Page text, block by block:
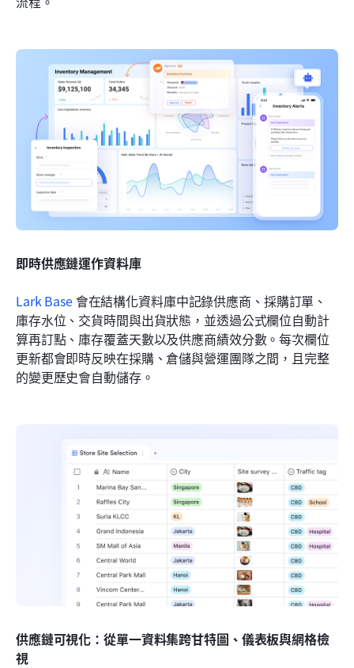
即時供應鏈運作資料庫
Lark Base 會在結構化資料庫中記錄供應商、採購訂單、
庫存水位、交貨時間與出貨狀態，並透過公式欄位自動計
算再訂點、庫存覆蓋天數以及供應商績效分數。每次欄位
更新都會即時反映在採購、倉儲與營運團隊之間，且完整
的變更歷史會自動儲存。
供應鏈可視化：從單一資料集跨甘特圖、儀表板與網格檢
視